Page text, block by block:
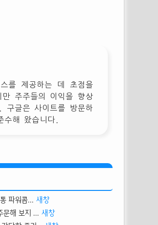
를 제공하는 데 초점을
주주들의 이익을 향상
구글은 사이트를 방문하
해 왔습니다.
파워콤... 새창
문해 보지 ... 새창